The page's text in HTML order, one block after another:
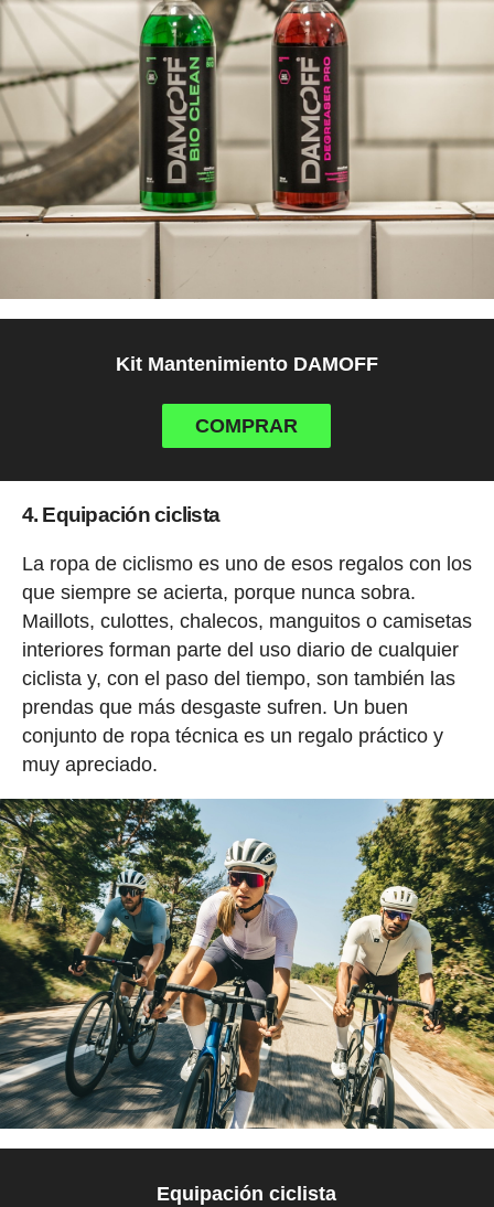
Kit Mantenimiento DAMOFF
COMPRAR
4. Equipación ciclista
La ropa de ciclismo es uno de esos regalos con los
que siempre se acierta, porque nunca sobra.
Maillots, culottes, chalecos, manguitos o camisetas
interiores forman parte del uso diario de cualquier
ciclista y, con el paso del tiempo, son también las
prendas que más desgaste sufren. Un buen
conjunto de ropa técnica es un regalo práctico y
muy apreciado.
Equipación ciclista